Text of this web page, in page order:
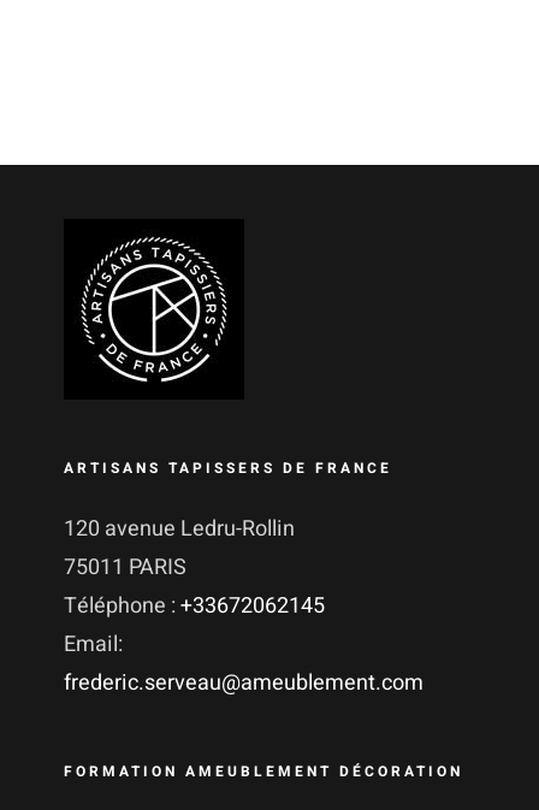
ARTISANS TAPISSERS DE FRANCE
120 avenue Ledru-Rollin
75011 PARIS
Téléphone :+33672062145
Email:
frederic.serveau@ameublement.com
FORMATION AMEUBLEMENT DÉCORATION